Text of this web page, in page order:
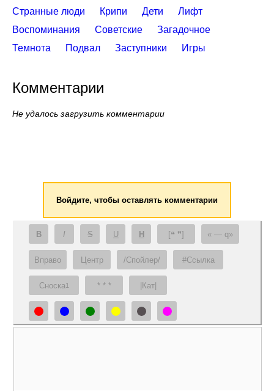
Странные люди Крипи Дети
Лифт
Воспоминания
Советские
Загадочное
Темнота
Подвал Заступники Игры
Комментарии
Не удалось загрузить комментарии
Войдите, чтобы оставлять комментарии
B I S U H [❝ ❞] — q
Вправо Центр /Спойлер/ #Ссылка
Сноска1 * * * |Кат|